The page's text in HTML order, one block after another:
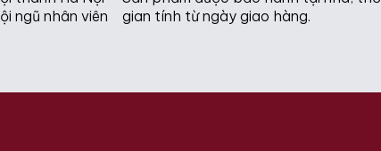
ngũ nhân viên
gian tính từ ngày giao hàng.